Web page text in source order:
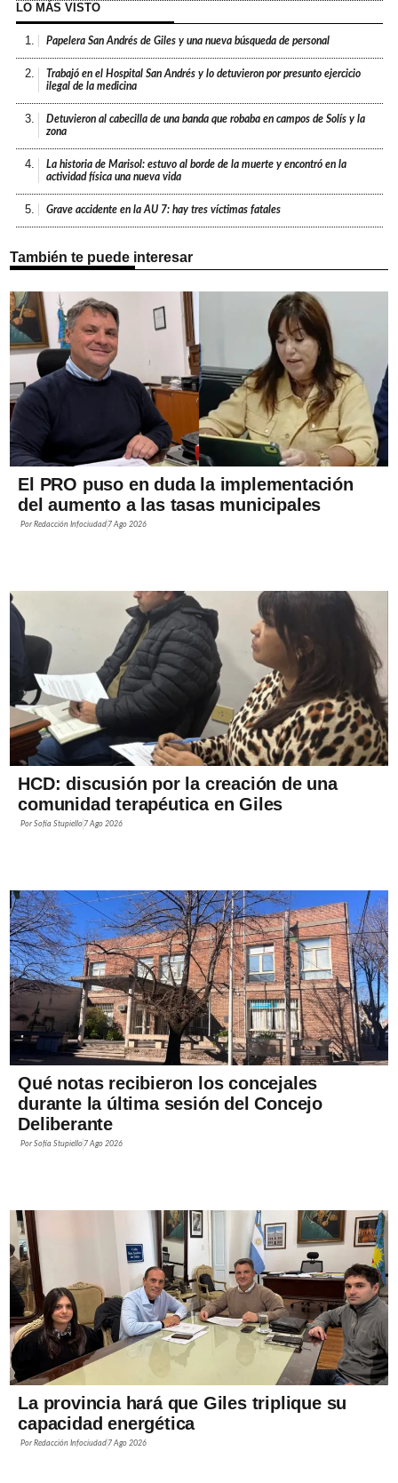
LO MÁS VISTO
1. Papelera San Andrés de Giles y una nueva búsqueda de personal
2.
Trabajó en el Hospital San Andrés y lo detuvieron por presunto ejercicio
ilegal de la medicina
3.
Detuvieron al cabecilla de una banda que robaba en campos de Solís y la
zona
4.
La historia de Marisol: estuvo al borde de la muerte y encontró en la
actividad física una nueva vida
5. Grave accidente en la AU 7: hay tres víctimas fatales
También te puede interesar
El PRO puso en duda la implementación
del aumento a las tasas municipales
PorRedacción Infociudad 7 Ago 2026
HCD: discusión por la creación de una
comunidad terapéutica en Giles
PorSofía Stupiello 7 Ago 2026
Qué notas recibieron los concejales
durante la última sesión del Concejo
Deliberante
PorSofía Stupiello 7 Ago 2026
La provincia hará que Giles triplique su
capacidad energética
PorRedacción Infociudad 7 Ago 2026